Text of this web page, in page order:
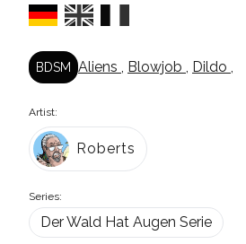
BDSM Aliens , Blowjob , Dildo ,
Artist:
Roberts
Series:
Der Wald Hat Augen Serie